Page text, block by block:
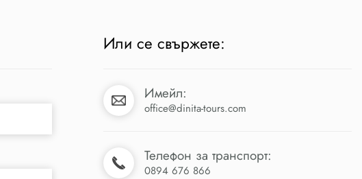
Или се свържете:
Имейл:
office@dinita-tours.com
Телефон за транспорт:
0894 676 866